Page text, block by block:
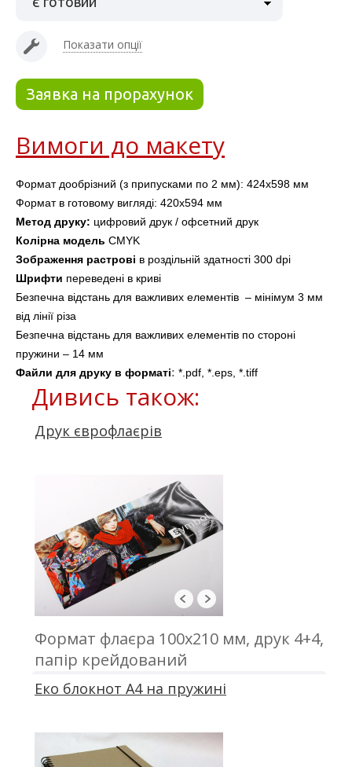
Показати опції
Заявка на прорахунок
Вимоги до макету
Формат дообрізний (з припусками по 2 мм): 424х598 мм
Формат в готовому вигляді: 420х594 мм
Метод друку: цифровий друк / офсетний друк
Колірна модель CMYK
Зображення растрові в роздільній здатності 300 dpi
Шрифти переведені в криві
Безпечна відстань для важливих елементів  – мінімум 3 мм
від лінії різа
Безпечна відстань для важливих елементів по стороні
пружини – 14 мм
Файли для друку в форматі: *.pdf, *.eps, *.tiff
Дивись також:
Друк єврофлаєрів
Формат флаєра 100х210 мм, друк 4+4,
папір крейдований
Еко блокнот А4 на пружині